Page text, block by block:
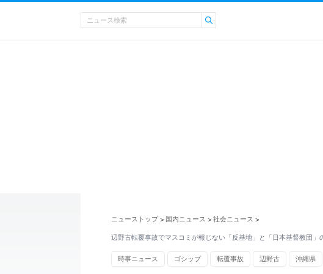
ニューストップ > 国内ニュース > 社会ニュース >
辺野古転覆事故でマスコミが報じない「反基地」と「日本基督教団」
時事ニュース ゴシップ 転覆事故 辺野古 沖縄県